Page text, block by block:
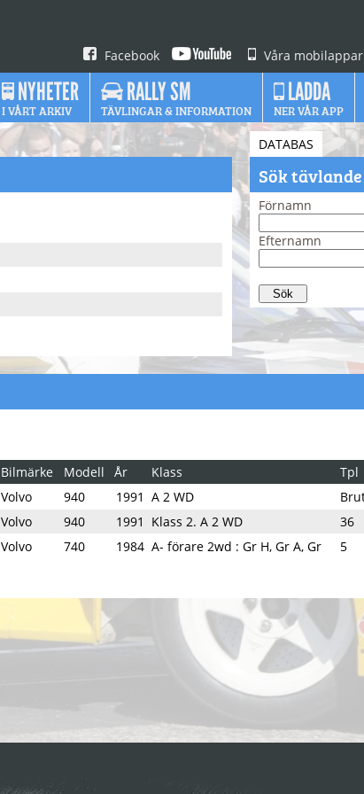
Facebook Våra mobilappar
NYHETER
I VÅRT ARKIV
RALLY SM
TÄVLINGAR & INFORMATION
LADDA
NER VÅR APP
DATABAS
Sök tävlande
Förnamn
Efternamn
Bilmärke Modell År Klass Tpl
Volvo 940 1991 A 2 WD
Volvo 940 1991 Klass 2. A 2 WD 36
Volvo 740 1984 A- förare 2wd : Gr H, Gr A, Gr 5